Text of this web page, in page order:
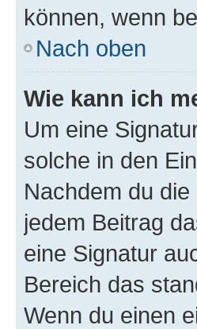
können, wenn
Nach oben
Wie kann ich
Um eine
solche in den
Nachdem du
jedem Beitrag
eine Signatur
Bereich das
Wenn du einen